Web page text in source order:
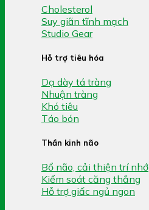
Cholesterol
Suy giãn tĩnh mạch
Studio Gear
Hỗ trợ tiêu hóa
Dạ dày tá tràng
Nhuận tràng
Khó tiêu
Táo bón
Thần kinh não
Bổ não, cải thiện trí nhớ
Kiểm soát căng thẳng
Hỗ trợ giấc ngủ ngon